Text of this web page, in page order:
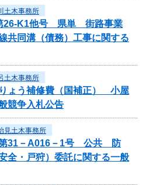
土木事務所
26-K1他号 県単 街路事業
共同溝（債務）工事に関する
土木事務所
ょう補修費（国補正） 小屋
競争入札公告
見土木事務所
第31－A016－1号 公共 防
全・戸狩）委託に関する一般